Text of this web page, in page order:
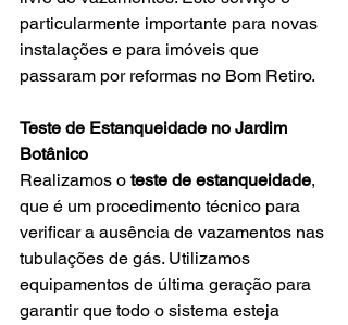
particularmente importante para novas
instalações e para imóveis que
passaram por reformas no Bom Retiro.
Teste de Estanqueidade no Jardim
Botânico
Realizamos o teste de estanqueidade,
que é um procedimento técnico para
verificar a ausência de vazamentos nas
tubulações de gás. Utilizamos
equipamentos de última geração para
garantir que todo o sistema esteja